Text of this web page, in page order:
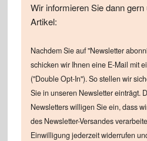
Wir informieren Sie dann
Artikel:
Nachdem Sie auf "Newsletter
schicken wir Ihnen eine E-Mail mit
("Double Opt-In"). So stellen wir
Sie in unseren Newsletter einträgt.
Newsletters willigen Sie ein, dass
des Newsletter-Versandes
Einwilligung jederzeit widerrufen